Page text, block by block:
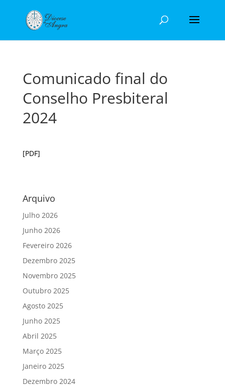
Comunicado final do
Conselho Presbiteral
2024
[PDF]
Arquivo
Julho 2026
Junho 2026
Fevereiro 2026
Dezembro 2025
Novembro 2025
Outubro 2025
Agosto 2025
Junho 2025
Abril 2025
Março 2025
Janeiro 2025
Dezembro 2024